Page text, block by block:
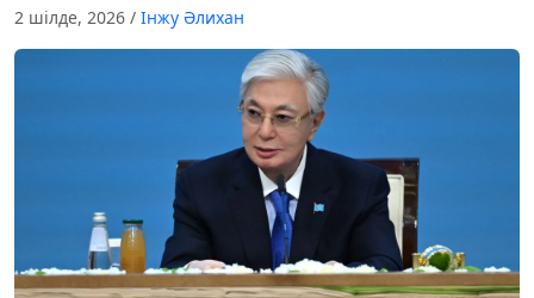
2 шілде, 2026 / Інжу Әлихан